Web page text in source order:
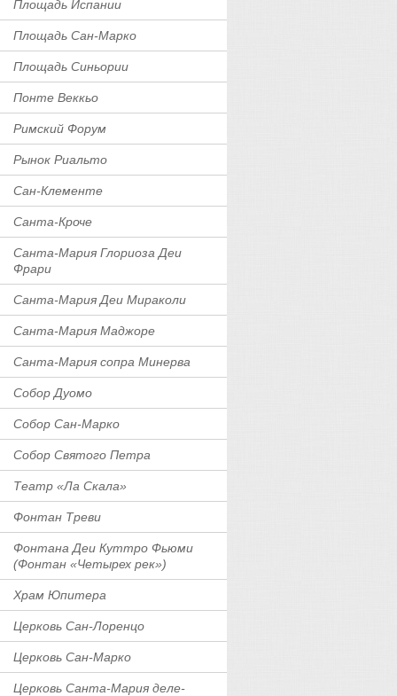
Площадь Испании
Площадь Сан-Марко
Площадь Синьории
Понте Веккьо
Римский Форум
Рынок Риальто
Сан-Клементе
Санта-Кроче
Санта-Мария Глориоза Деи
Фрари
Санта-Мария Деи Мираколи
Санта-Мария Маджоре
Санта-Мария сопра Минерва
Собор Дуомо
Собор Сан-Марко
Собор Святого Петра
Театр «Ла Скала»
Фонтан Треви
Фонтана Деи Куттро Фьюми
(Фонтан «Четырех рек»)
Храм Юпитера
Церковь Сан-Лоренцо
Церковь Сан-Марко
Церковь Санта-Мария деле-